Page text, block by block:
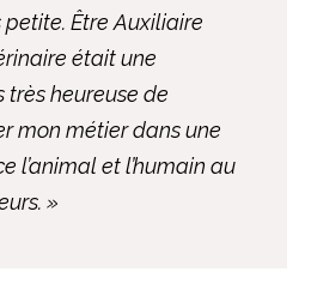
Être Auxiliaire
était une
très heureuse de
mon métier dans une
l’animal et l’humain au
»